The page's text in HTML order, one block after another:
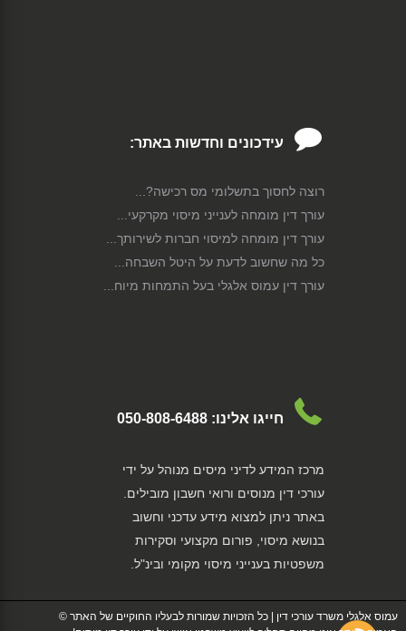
עידכונים וחדשות באתר:
רוצה לחסוך בתשלומי מס רכישה?...
עורך דין מומחה לענייני מיסוי מקרקעי...
עורך דין מומחה למיסוי חברות לשירותך...
כל מה שחשוב לדעת על היטל השבחה...
עורך דין עמוס אלגלי בעל התמחות מיוח...
מידע מקיף על מס רווח הון...
כל מה שרציתם לדעת על מס רכוש...
תכנון מס לגיטימי וחכם, שיחסוך לך הר...
רשות המיסים - תפקידים וסמכויות...
הזכות לקבל מידע אודות נישומים וחייב...
מיסוי תושב חוץ שהוא אזרח ישראלי...
תשלום מיסי מקרקעין בעת העברת נכסי ...
דיווח על הכנסה...
חייגו אלינו: 050-808-6488
מרכז המידע לדיני מיסים מנוהל על ידי
עורכי דין מנוסים ורואי חשבון מובילים.
באתר ניתן למצוא מידע עדכני וחשוב
בנושא מיסוי, פורום מקצועי וסקירות
משפטיות בענייני מיסוי מקומי ובינ"ל.
עמוס אלגלי משרד עורכי דין | כל הזכויות שמורות לבעליו החוקיים של האתר ©